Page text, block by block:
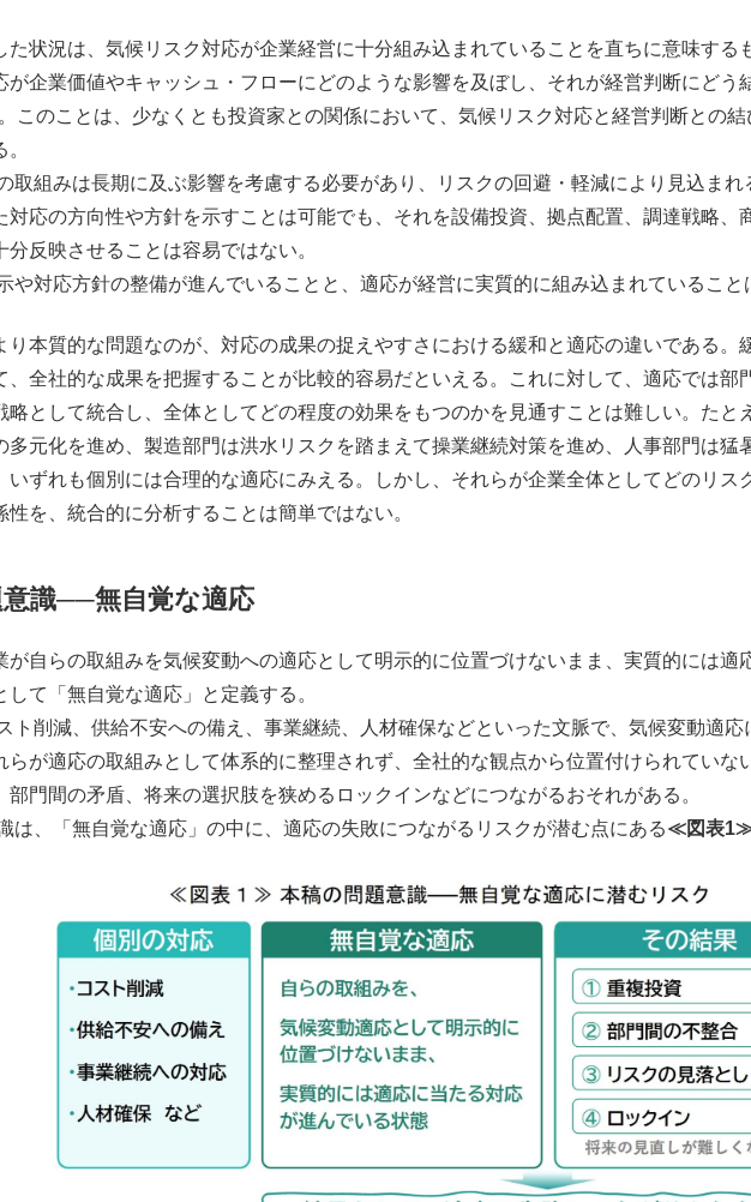
た状況は、気候リスク対応が企業経営に十分組み込まれていることを直ちに意味する
が企業価値やキャッシュ・フローにどのような影響を及ぼし、それが経営判断にどう
。このことは、少なくとも投資家との関係において、気候リスク対応と経営判断との
組みは長期に及ぶ影響を考慮する必要があり、リスクの回避・軽減により見込まれ
対応の方向性や方針を示すことは可能でも、それを設備投資、拠点配置、調達戦略、
分反映させることは容易ではない。
対応方針の整備が進んでいることと、適応が経営に実質的に組み込まれていること
り本質的な問題なのが、対応の成果の捉えやすさにおける緩和と適応の違いである。
、全社的な成果を把握することが比較的容易だといえる。これに対して、適応では部
略として統合し、全体としてどの程度の効果をもつのかを見通すことは難しい。たと
多元化を進め、製造部門は洪水リスクを踏まえて操業継続対策を進め、人事部門は猛
いずれも個別には合理的な適応にみえる。しかし、それらが企業全体としてどのリス
性を、統合的に分析することは簡単ではない。
意識──無自覚な適応
が自らの取組みを気候変動への適応として明示的に位置づけないまま、実質的には適
して「無自覚な適応」と定義する。
削減、供給不安への備え、事業継続、人材確保などといった文脈で、気候変動適応
らが適応の取組みとして体系的に整理されず、全社的な観点から位置付けられていな
部門間の矛盾、将来の選択肢を狭めるロックインなどにつながるおそれがある。
、「無自覚な適応」の中に、適応の失敗につながるリスクが潜む点にある≪図表